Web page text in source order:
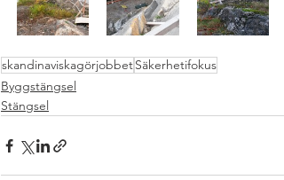
skandinaviskagörjobbetSäkerhetifokus
Byggstängsel
Stängsel